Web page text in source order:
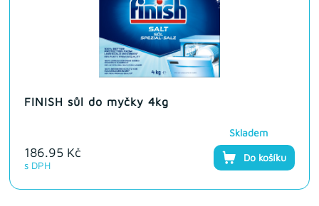
FINISH sůl do myčky 4kg
186.95 Kč
s DPH
Skladem
Do košíku